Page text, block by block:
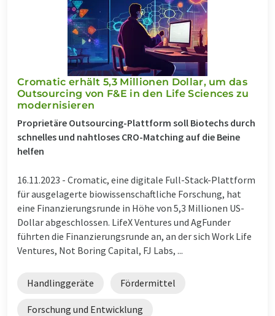
Cromatic erhält 5,3 Millionen Dollar, um das
Outsourcing von F&E in den Life Sciences zu
modernisieren
Proprietäre Outsourcing-Plattform soll Biotechs durch
schnelles und nahtloses CRO-Matching auf die Beine
helfen
16.11.2023 - Cromatic, eine digitale Full-Stack-Plattform
für ausgelagerte biowissenschaftliche Forschung, hat
eine Finanzierungsrunde in Höhe von 5,3 Millionen US-
Dollar abgeschlossen. LifeX Ventures und AgFunder
führten die Finanzierungsrunde an, an der sich Work Life
Ventures, Not Boring Capital, FJ Labs, ...
Handlinggeräte Fördermittel
Forschung und Entwicklung